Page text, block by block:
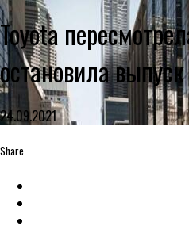
Toyota
остановила
24.09.2021
Share